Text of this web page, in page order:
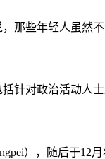
些年轻人虽然
针对政治活动人
），随后于